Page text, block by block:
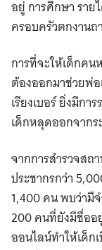
อยู่ การศึกษา ราย
ครอบครัวตกงานถ
การที่จะให้เด็กค
ต้องออกมาช่วยพ่
เรียงเบอร์ ยิ่งมีกา
เด็กหลุดออกจาก
จากการสำรวจสถ
ประชากรกว่า
1,400 คน พบว่ามี
200 คนที่ยังมีชื่ออ
ออนไลน์ทำให้เด็ก